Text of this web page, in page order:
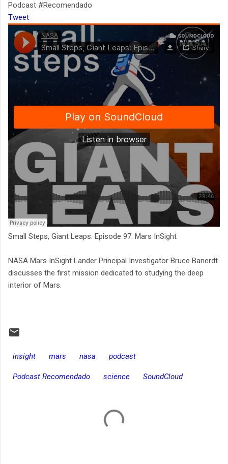
Podcast #Recomendado
Tweet
Small Steps, Giant Leaps: Episode 97: Mars InSight
NASA Mars InSight Lander Principal Investigator Bruce Banerdt
discusses the first mission dedicated to studying the deep
interior of Mars.
insight mars nasa podcast
Podcast Recomendado science SoundCloud